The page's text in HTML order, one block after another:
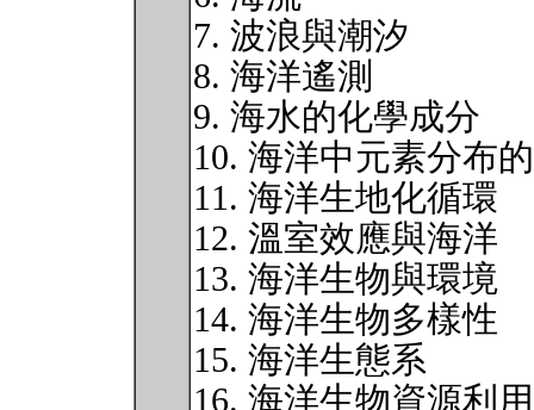
7. 波浪與潮汐
8. 海洋遙測
9. 海水的化學成分
10. 海洋中元素分布
11. 海洋生地化循環
12. 溫室效應與海洋
13. 海洋生物與環境
14. 海洋生物多樣性
15. 海洋生態系
16. 海洋生物資源利